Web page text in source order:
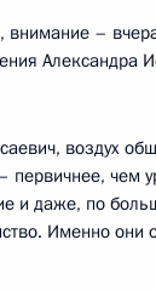
внимание –
Александра
воздух
первичнее, чем
и даже, по
Именно